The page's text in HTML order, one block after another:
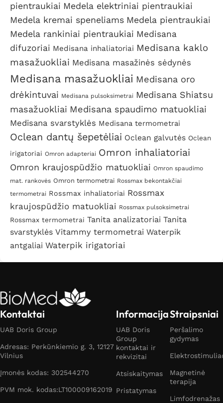
pientraukiai Medela elektriniai pientraukiai
Medela kremai speneliams Medela pientraukiai
Medela rankiniai pientraukiai Medisana
difuzoriai Medisana inhaliatoriai Medisana kaklo
masažuokliai Medisana masažinės sėdynės
Medisana masažuokliai Medisana oro
drėkintuvai Medisana pulsoksimetrai Medisana Shiatsu
masažuokliai Medisana spaudimo matuokliai
Medisana svarstyklės Medisana termometrai
Oclean dantų šepetėliai Oclean galvutės Oclean
irigatoriai Omron adapteriai Omron inhaliatoriai
Omron kraujospūdžio matuokliai Omron spaudimo
mat. rankovės Omron termometrai Rossmax bekontakčiai
termometrai Rossmax inhaliatoriai Rossmax
kraujospūdžio matuokliai Rossmax pulsoksimetrai
Rossmax termometrai Tanita analizatoriai Tanita
svarstyklės Vitammy termometrai Waterpik
antgaliai Waterpik irigatoriai
Kontaktai
UAB Doris Group
Adresas: Perkūnkiemio g. 3, 12127
Vilnius
Įmonės kodas: 302544270
PVM mok. kodas:LT100009162019
Informacija
UAB Doris
Group
kontaktai ir
rekvizitai
Atsiskaitymas
Pristatymas
Straipsniai
Peršalimo
gydymas
Magnetinė
terapija
Limfodrenažas